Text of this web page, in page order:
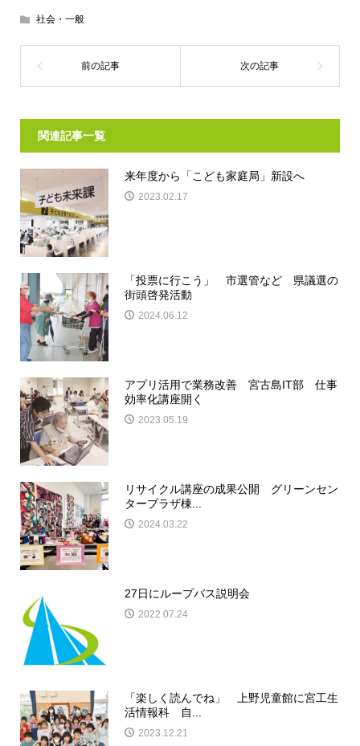
社会・一般
関連記事一覧
来年度から「こども家庭局」新設へ
2023.02.17
「投票に行こう」 市選管など 県議選の
街頭啓発活動
2024.06.12
アプリ活用で業務改善 宮古島IT部 仕事
効率化講座開く
2023.05.19
リサイクル講座の成果公開 グリーンセン
タープラザ棟...
2024.03.22
27日にループバス説明会
2022.07.24
「楽しく読んでね」 上野児童館に宮工生
活情報科 自...
2023.12.21